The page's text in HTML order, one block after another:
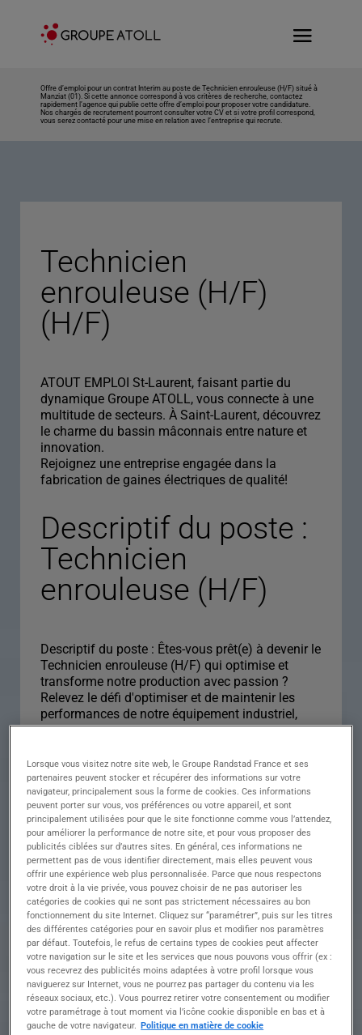
Offre d’emploi pour un contrat Interim au poste de Technicien enrouleuse (H/F) situé à
Manziat (01). Si cette annonce correspond à vos critères de recherche, contactez
rapidement l’agence qui publie cette offre d’emploi pour proposer votre candidature.
Nos chargés de recrutement pourront consulter votre CV et si votre profil correspond,
vous serez contacté pour une mise en relation avec l’entreprise qui recrute.
Technicien
enrouleuse (H/F)
(H/F)
ATOUT EMPLOI St-Laurent, faisant partie du
dynamique Groupe ATOLL, vous connecte à une
multitude de secteurs. À Saint-Laurent, découvrez
le charme du bassin mâconnais entre nature et
innovation.
Rejoignez une entreprise engagée dans la
fabrication de gaines électriques de qualité!
Descriptif du poste :
Technicien
enrouleuse (H/F)
Descriptif du poste : Êtes-vous prêt(e) à devenir le
Technicien enrouleuse (H/F) qui optimise et
transforme notre production avec passion ?
Relevez le défi d'optimiser et de maintenir les
performances de notre équipement industriel,
tout en garantissant un environnement de travail
• Réaliser et optimiser les réglages des machines
selon les formats et longueurs requis
• Assurer la maintenance préventive et curative
de l'équipement en cas de besoin
• Gérer le suivi des stocks et l'approvisionnement
des pièces de rechange
• Contribuer à la formation continue des
opérateurs pour promouvoir l'excellence
• Respecter scrupuleusement les règles de
sécurité et les impératifs de production en termes
de qualité, coûts et délais
Profil recherché
Lorsque vous visitez notre site web, le Groupe Randstad France et ses
partenaires peuvent stocker et récupérer des informations sur votre
navigateur, principalement sous la forme de cookies. Ces informations
peuvent porter sur vous, vos préférences ou votre appareil, et sont
principalement utilisées pour que le site fonctionne comme vous l’attendez,
pour améliorer la performance de notre site, et pour vous proposer des
publicités ciblées sur d’autres sites. En général, ces informations ne
permettent pas de vous identifier directement, mais elles peuvent vous
offrir une expérience web plus personnalisée. Parce que nous respectons
votre droit à la vie privée, vous pouvez choisir de ne pas autoriser les
catégories de cookies qui ne sont pas strictement nécessaires au bon
fonctionnement du site Internet. Cliquez sur “paramétrer”, puis sur les titres
des différentes catégories pour en savoir plus et modifier nos paramètres
par défaut. Toutefois, le refus de certains types de cookies peut affecter
votre navigation sur le site et les services que nous pouvons vous offrir (ex :
vous recevrez des publicités moins adaptées à votre profil lorsque vous
naviguerez sur Internet, vous ne pourrez pas partager du contenu via les
réseaux sociaux, etc.). Vous pourrez retirer votre consentement ou modifier
votre paramétrage à tout moment via l’icône cookie disponible en bas et à
gauche de votre navigateur. Politique en matière de cookie